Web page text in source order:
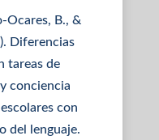
Ocares, B., &
Diferencias
tareas de
conciencia
con
del lenguaje.